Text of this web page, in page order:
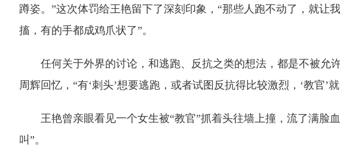
蹲姿。”这次体罚给王艳留下了深刻印象，“那些人跑不动了，就
搐，有的手都成鸡爪状了”。
任何关于外界的讨论，和逃跑、反抗之类的想法，都是不被允许
周辉回忆，“有‘刺头’想要逃跑，或者试图反抗得比较激烈，‘教官
王艳曾亲眼看见一个女生被“教官”抓着头往墙上撞，流了满脸
叫”。